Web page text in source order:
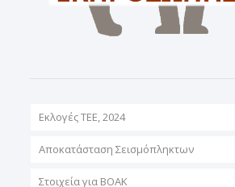
Εκλογές ΤΕΕ, 2024
Αποκατάσταση Σεισμόπληκτων
Στοιχεία για ΒΟΑΚ